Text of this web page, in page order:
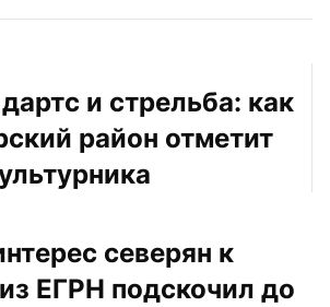
и стрельба: как
район отметит
северян к
ЕГРН подскочил до